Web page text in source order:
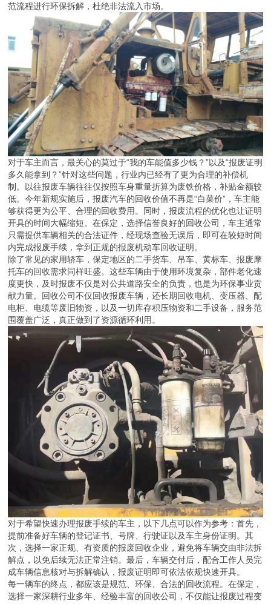
范流程进行环保拆解，杜绝非法流入市场。
对于车主而言，最关心的莫过于“我的车能值多少钱？”以及“报废证明
多久能拿到？”针对这些问题，行业内已经有了更为合理的补偿机
制。以往报废车辆往往仅按照车身重量折算为废铁价格，补贴金额较
低。今年新规实施后，报废汽车的回收价值不再是“白菜价”，车主能
够获得更为公平、合理的回收费用。同时，报废流程的优化也让证明
开具的时间大幅缩短。在保定，选择信誉良好的回收公司，车主通常
只需提供车辆相关的合法证件，经现场查验无误后，即可在较短时间
内完成报废手续，拿到正规的报废机动车回收证明。
除了常见的家用轿车，保定地区的二手货车、吊车、黄标车、报废摩
托车的回收需求同样旺盛。这些车辆由于使用环境复杂，部件老化速
度更快，及时报废不仅是对公共道路安全的负责，也是为环保事业贡
献力量。回收公司不仅回收报废车辆，还长期回收电机、变压器、配
电柜、电缆等废旧物资，以及一切库存积压物资和二手设备，服务范
围覆盖广泛，真正做到了资源循环利用。
对于希望快速办理报废手续的车主，以下几点可以作为参考：首先，
提前准备好车辆的登记证书、号牌、行驶证以及车主身份证明。其
次，选择一家正规、有资质的报废回收企业，避免将车辆交由非法拆
解点，以免后续无法正常注销。最后，车辆交付后，配合工作人员完
成车辆信息核对与拆解确认，报废证明即可依法依规快速开具。
每一辆车的终点，都应该是规范、环保、合法的回收流程。在保定，
选择一家深耕行业多年、经验丰富的回收公司，不仅能让报废过程变